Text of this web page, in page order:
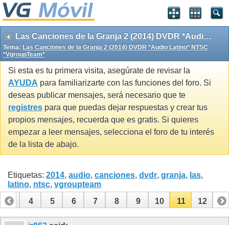
Las Canciones de la Granja 2 (2014) DVDR *Audio Latino* NTSC *VgroupTeam*
Tema: Las Canciones de la Granja 2 (2014) DVDR *Audio Latino* NTSC
*VgroupTeam*
Si esta es tu primera visita, asegúrate de revisar la
AYUDA para familiarizarte con las funciones del foro. Si
deseas publicar mensajes, será necesario que te
registres para que puedas dejar respuestas y crear tus
propios mensajes, recuerda que es gratis. Si quieres
empezar a leer mensajes, selecciona el foro de tu interés
de la lista de abajo.
Etiquetas: 2014, audio, canciones, dvdr, granja, las,
latino, ntsc, vgroupteam
3
4 5 6 7 8 9 10 11 12